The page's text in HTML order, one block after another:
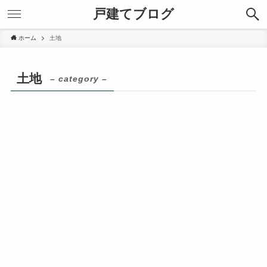
戸建てブログ
ホーム 土地
土地 – category –